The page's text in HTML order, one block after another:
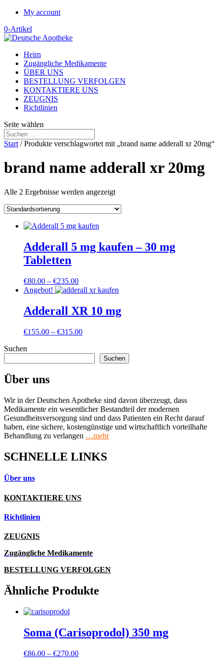
My account
0-Artikel
Heim
Zugängliche Medikamente
ÜBER UNS
BESTELLUNG VERFOLGEN
KONTAKTIERE UNS
ZEUGNIS
Richtlinien
Seite wählen
Start / Produkte verschlagwortet mit „brand name adderall xr 20mg“
brand name adderall xr 20mg
Alle 2 Ergebnisse werden angezeigt
Adderall 5 mg kaufen – 30 mg
Tabletten
€80.00 – €235.00Preisspanne:
€80.00
€235.00
Angebot!
Adderall XR 10 mg
€155.00 – €315.00Preisspanne:
€315.00
Suchen
Suchen
Über uns
Wir in der Deutschen Apotheke sind davon überzeugt, dass
Medikamente ein wesentlicher Bestandteil der modernen
Gesundheitsversorgung sind und dass Patienten ein Recht darauf
haben, eine sichere, kostengünstige und wirtschaftlich vorteilhafte
Behandlung zu verlangen …mehr
SCHNELLE LINKS
Über uns
KONTAKTIERE UNS
Richtlinien
ZEUGNIS
Zugängliche Medikamente
BESTELLUNG VERFOLGEN
Ähnliche Produkte
Soma (Carisoprodol) 350 mg
€86.00 – €270.00Preisspanne: